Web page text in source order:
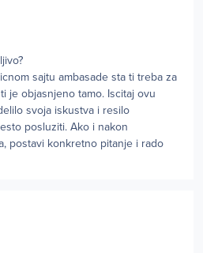
sajtu ambasade sta ti treba za
je objasnjeno tamo. Iscitaj ovu
svoja iskustva i resilo
posluziti. Ako i nakon
postavi konkretno pitanje i rado